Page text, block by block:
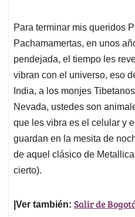
Para terminar mis queridos
Pachamamertas, en unos
pendejada, el tiempo les
vibran con el universo, eso
India, a los monjes
Nevada, ustedes son
que les vibra es el celular y
guardan en la mesita de
de aquel clásico de
cierto).
|Ver también: Salir de